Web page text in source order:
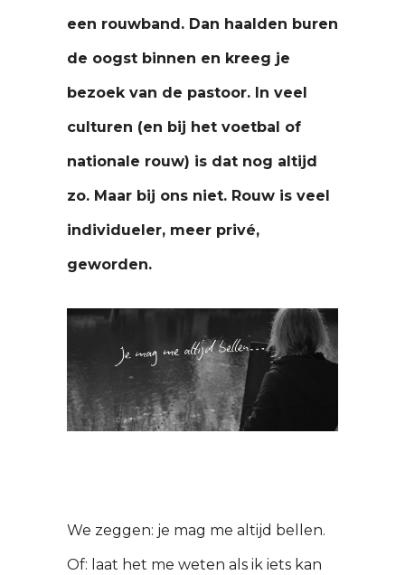
een rouwband. Dan haalden buren
de oogst binnen en kreeg je
bezoek van de pastoor. In veel
culturen (en bij het voetbal of
nationale rouw) is dat nog altijd
zo. Maar bij ons niet. Rouw is veel
individueler, meer privé,
geworden.
We zeggen: je mag me altijd bellen.
Of: laat het me weten als ik iets kan